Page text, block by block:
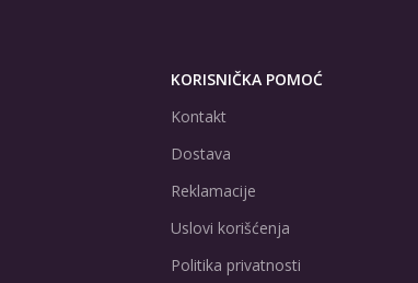
KORISNIČKA POMOĆ
Kontakt
Dostava
Reklamacije
Uslovi korišćenja
Politika privatnosti